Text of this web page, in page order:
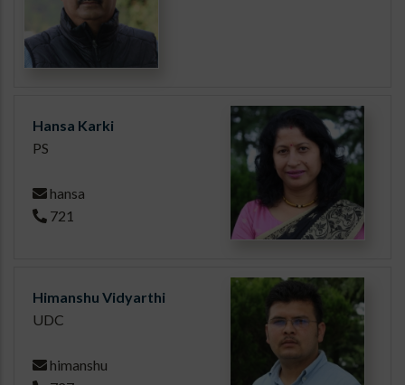
Hansa Karki
PS
hansa
721
Himanshu Vidyarthi
UDC
himanshu